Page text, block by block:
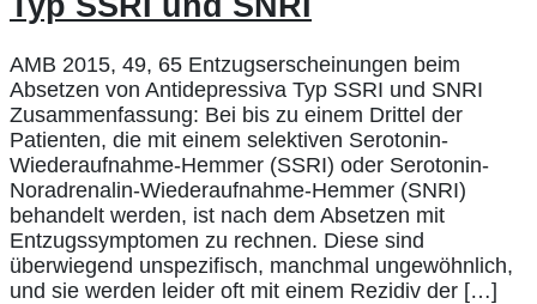
AMB 2015, 49, 65 Entzugserscheinungen beim
Absetzen von Antidepressiva Typ SSRI und SNRI
Zusammenfassung: Bei bis zu einem Drittel der
Patienten, die mit einem selektiven Serotonin-
Wiederaufnahme-Hemmer (SSRI) oder Serotonin-
Noradrenalin-Wiederaufnahme-Hemmer (SNRI)
behandelt werden, ist nach dem Absetzen mit
Entzugssymptomen zu rechnen. Diese sind
überwiegend unspezifisch, manchmal ungewöhnlich,
und sie werden leider oft mit einem Rezidiv der […]